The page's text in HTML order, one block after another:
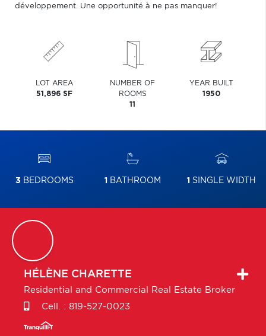
développement. Une opportunité à ne pas manquer!
LOT AREA
51,896 SF
NUMBER OF
ROOMS
11
YEAR BUILT
1950
3 BEDROOMS 1 BATHROOM 1 SINGLE WIDTH
HÉLÈNE CHARETTE
Residential and Commercial Real Estate Broker
Cell. : 819-527-0023